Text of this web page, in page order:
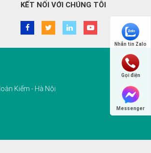
KẾT NỐI VỚI CHÚNG TÔI
Kiếm - Hà Nội
Nhắn tin Zalo
Gọi điện
Messenger